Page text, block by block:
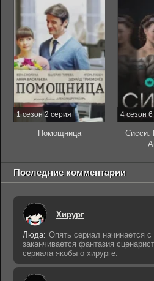
1 сезон 2 серия
Помощница
4 сезон
Сисси:
Последние комментарии
Хирург
Люда: Опять сериал начинается
заканчивается фантазия
сериала якобы о хирурге.